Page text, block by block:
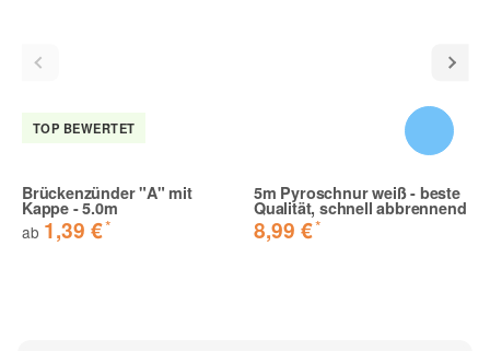
TOP BEWERTET
Brückenzünder "A" mit
Kappe - 5.0m
ab 1,39 €*
5m Pyroschnur weiß - beste
Qualität, schnell abbrennend
8,99 €*